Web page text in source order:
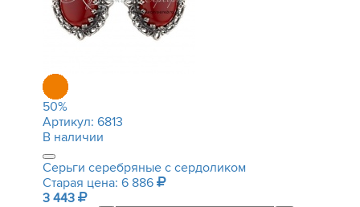
50%
Артикул: 6813
В наличии
Серьги серебряные с сердоликом
Старая цена: 6 886
3 443